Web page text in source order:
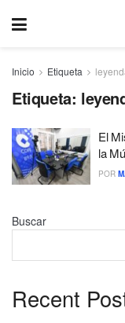
Inicio Etiqueta
Etiqueta:
El
la
POR
Buscar
Recent